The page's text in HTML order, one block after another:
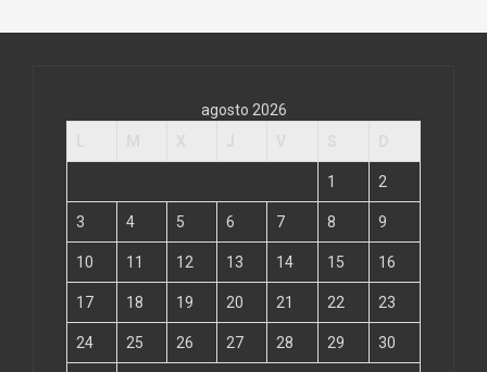
agosto 2026
1 2
3 4 5 6 7 8 9
10 11 12 13 14 15 16
17 18 19 20 21 22 23
24 25 26 27 28 29 30